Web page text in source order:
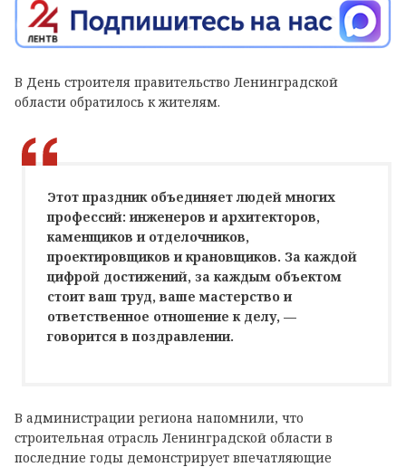
В День строителя правительство Ленинградской
области обратилось к жителям.
Этот праздник объединяет людей многих
профессий: инженеров и архитекторов,
каменщиков и отделочников,
проектировщиков и крановщиков. За каждой
цифрой достижений, за каждым объектом
стоит ваш труд, ваше мастерство и
ответственное отношение к делу, —
говорится в поздравлении.
В администрации региона напомнили, что
строительная отрасль Ленинградской области в
последние годы демонстрирует впечатляющие